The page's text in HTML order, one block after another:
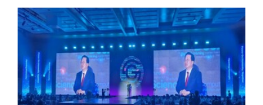
지능적인 AI 탐지 기술이 필수적"이라며, "당사가 축적해 온 고도화된
AI 역량을 총동원하여 수요 중심의 수사 연계형 자동화 체계를
성공적으로 구축하고, 마약으로부터 안전한 대한민국을 만드는 데
기술력을 적극 공헌하겠습니다"라는 포부를 전해드립니다.
안전한 사회, 신뢰할 수 있는 디지털 환경을 만들어가는 아이와즈의
혁신적인 행보에 앞으로도 많은 관심과 성원 부탁드립니다.
주기를 통합적으로 자동 관리하는 운영 플랫폼을 구축합니다.
최고 수준의 산학연 컨소시엄 및 실환경 실증 적용 아이와즈는
성공적인 과제 수행과 생태계 활성화를 위해 충남대학교,
포항공과대학교, 사이테크놀로지스㈜, ㈜이노앱, ㈜엘센 등 국내 최고
수준의 학계 및 산업계 파트너들과 강력한 컨소시엄을 구축했습니다.
인터랙티브 무대...“기술이 예술을 깨우는 순간”
과학·예술·기술이 한 무대에서 만나는 ‘G아티언스 2025’가 17일
대전컨벤션센터(DCC)에서 성대하게 개막했다.
AI 기반 인터랙티브 무대와 실감형 퍼포먼스, 아바타 소개 시스템 등이
도입되며 전통적인 개막식 형식을 뛰어넘은 미래형 융합 축제로
펼쳐졌다.